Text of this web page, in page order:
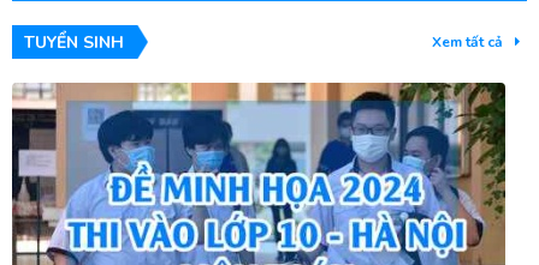
TUYỂN SINH Xem tất cả